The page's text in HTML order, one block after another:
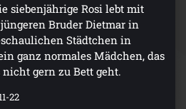
siebenjährige Rosi lebt mit
Bruder Dietmar in
Städtchen in
ganz normales Mädchen, das
gern zu Bett geht.
22